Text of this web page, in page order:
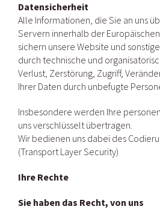
Datensicherheit
Alle Informationen, die Sie an uns
Servern innerhalb der
sichern unsere Website und
durch technische und
Verlust, Zerstörung, Zugriff,
Ihrer Daten durch unbefugte
Insbesondere werden Ihre
uns verschlüsselt übertragen.
Wir bedienen uns dabei des
(Transport Layer Security)
Ihre Rechte
Sie haben das Recht, von uns